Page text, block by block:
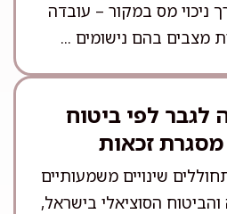
ניכוי מס במקור – עובדה
מצבים בהם נישומים ...
לגבר לפי ביטוח
מסגרת זכאות
שינויים משמעותיים
הסוציאלי בישראל,